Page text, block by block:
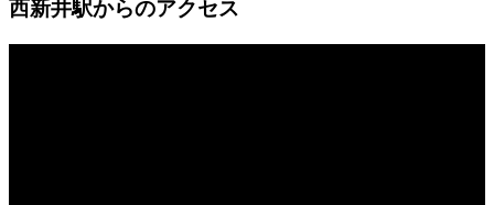
西新井駅からのアクセス